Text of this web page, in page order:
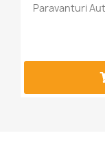
Paravanturi